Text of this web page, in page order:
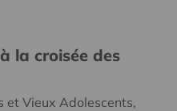
la croisée des
et Vieux Adolescents,